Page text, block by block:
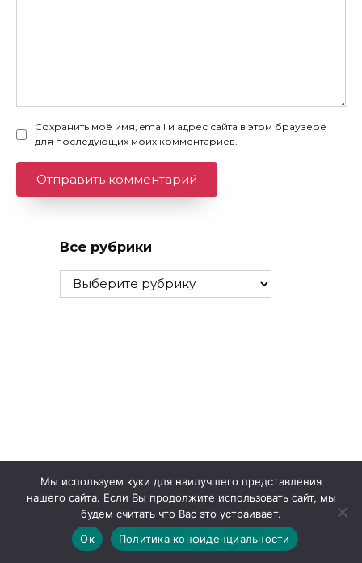
Сохранить моё имя, email и адрес сайта в этом браузере
для последующих моих комментариев.
Все рубрики
Все
рубрики
Мы используем куки для наилучшего представления
нашего сайта. Если Вы продолжите использовать сайт, мы
будем считать что Вас это устраивает.
Ок
Политика конфиденциальности